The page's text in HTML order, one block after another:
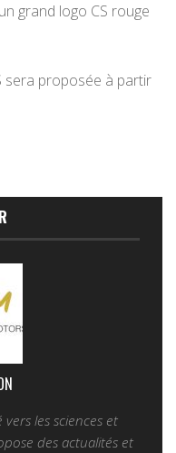
grand logo CS rouge
sera proposée à partir
les sciences et
des actualités et